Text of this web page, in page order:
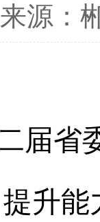
来源：
届省
升能